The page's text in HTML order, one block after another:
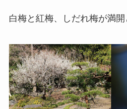
白梅と紅梅、しだれ梅が満開